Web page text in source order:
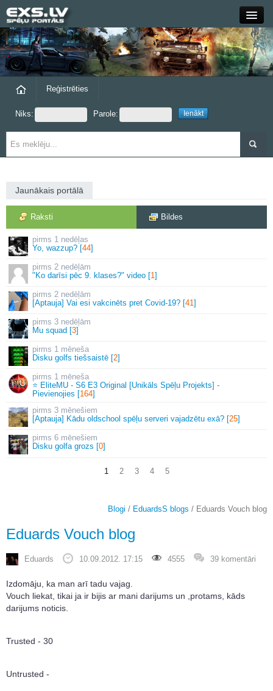
Close
Forums
Grupas
Reģistrēties
Niks: Parole:
Jaunākais portālā
Raksti Bildes
1 nedēļas
Yo, wazzup? [44]
2 nedēļām
"Ko darīsi pēc 9. klases?" video [1]
2 nedēļām
[Aptauja] Vai esi vakcinēts pret Covid-19? [41]
3 nedēļām
Mu squad [3]
1 mēneša
Disku golfs tiešsaistē [2]
1 mēneša
⭐ EliteMU - S6 E3 Original [Unikāls Spēļu Projekts] -
Pievienojies [164]
3 mēnešiem
[Aptauja] Kādu oldschool spēļu serveri vajadzētu exā? [25]
6 mēnešiem
Disku golfa grozs [0]
1 2 3 4 5
Blogi / EduardsS blogs / Eduards Vouch blog
Eduards Vouch blog
Eduards 10.09.2012. 17:15 4555 39 komentāri
Izdomāju, ka man arī tadu vajag.
Vouch liekat, tikai ja ir bijis ar mani darijums un ,protams, kāds
darijums noticis.
Trusted - 30
Untrusted -